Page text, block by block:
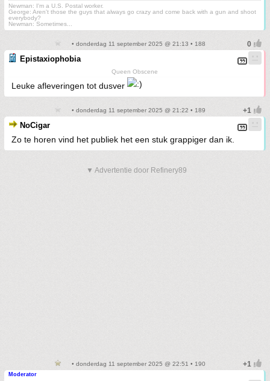
Newman: I'm a U.S. Postal worker.
George: Aren't those the guys that always go crazy and come back with a gun and shoot
everybody?
Newman: Sometimes...
• donderdag 11 september 2025 @ 21:13 • 188
Epistaxiophobia
Queen Obscene
Leuke afleveringen tot dusver
• donderdag 11 september 2025 @ 21:22 • 189
NoCigar
Zo te horen vind het publiek het een stuk grappiger dan ik.
▼ Advertentie door Refinery89
• donderdag 11 september 2025 @ 22:51 • 190
Moderator